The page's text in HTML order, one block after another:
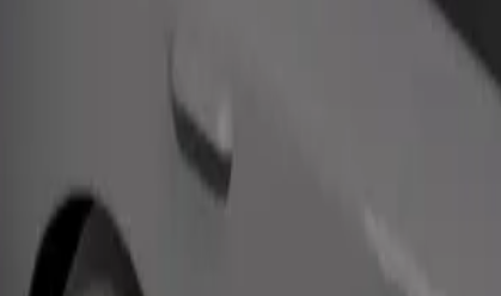
entre Katowicka - Szpital et Dworzec PKP Opole Główne ?
clics !
classiques de taille moyenne.